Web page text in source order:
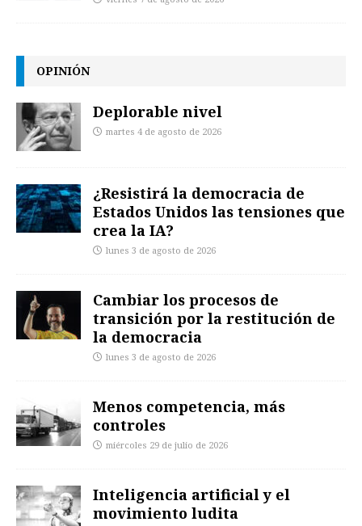
OPINIÓN
Deplorable nivel
martes 4 de agosto de 2026
¿Resistirá la democracia de
Estados Unidos las tensiones que
crea la IA?
lunes 3 de agosto de 2026
Cambiar los procesos de
transición por la restitución de
la democracia
lunes 3 de agosto de 2026
Menos competencia, más
controles
miércoles 29 de julio de 2026
Inteligencia artificial y el
movimiento ludita